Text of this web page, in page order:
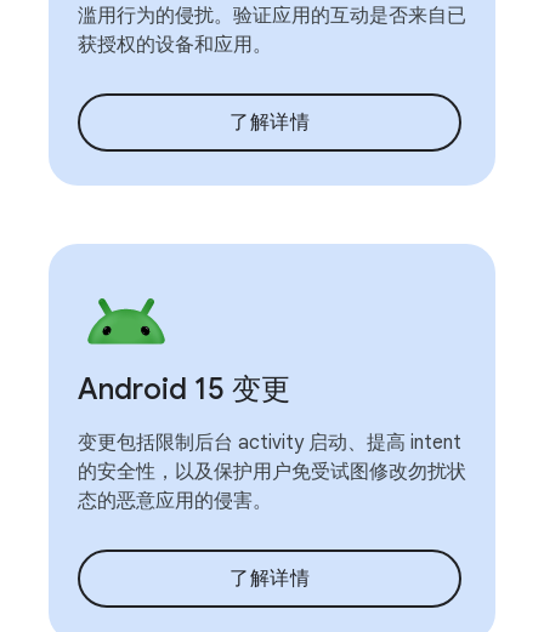
滥用行为的侵扰。验证应用的互动是否来自已
获授权的设备和应用。
了解详情
Android 15 变更
变更包括限制后台 activity 启动、提高 intent
的安全性，以及保护用户免受试图修改勿扰状
态的恶意应用的侵害。
了解详情